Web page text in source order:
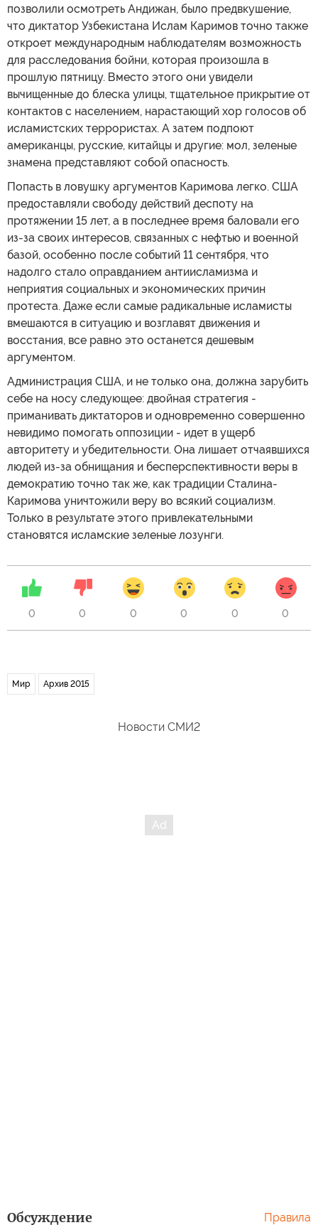
позволили осмотреть Андижан, было предвкушение,
что диктатор Узбекистана Ислам Каримов точно также
откроет международным наблюдателям возможность
для расследования бойни, которая произошла в
прошлую пятницу. Вместо этого они увидели
вычищенные до блеска улицы, тщательное прикрытие от
контактов с населением, нарастающий хор голосов об
исламистских террористах. А затем подпоют
американцы, русские, китайцы и другие: мол, зеленые
знамена представляют собой опасность.
Попасть в ловушку аргументов Каримова легко. США
предоставляли свободу действий деспоту на
протяжении 15 лет, а в последнее время баловали его
из-за своих интересов, связанных с нефтью и военной
базой, особенно после событий 11 сентября, что
надолго стало оправданием антиисламизма и
неприятия социальных и экономических причин
протеста. Даже если самые радикальные исламисты
вмешаются в ситуацию и возглавят движения и
восстания, все равно это останется дешевым
аргументом.
Администрация США, и не только она, должна зарубить
себе на носу следующее: двойная стратегия -
приманивать диктаторов и одновременно совершенно
невидимо помогать оппозиции - идет в ущерб
авторитету и убедительности. Она лишает отчаявшихся
людей из-за обнищания и бесперспективности веры в
демократию точно так же, как традиции Сталина-
Каримова уничтожили веру во всякий социализм.
Только в результате этого привлекательными
становятся исламские зеленые лозунги.
0 0 0 0 0 0
Мир Архив 2015
Новости СМИ2
Обсуждение Правила